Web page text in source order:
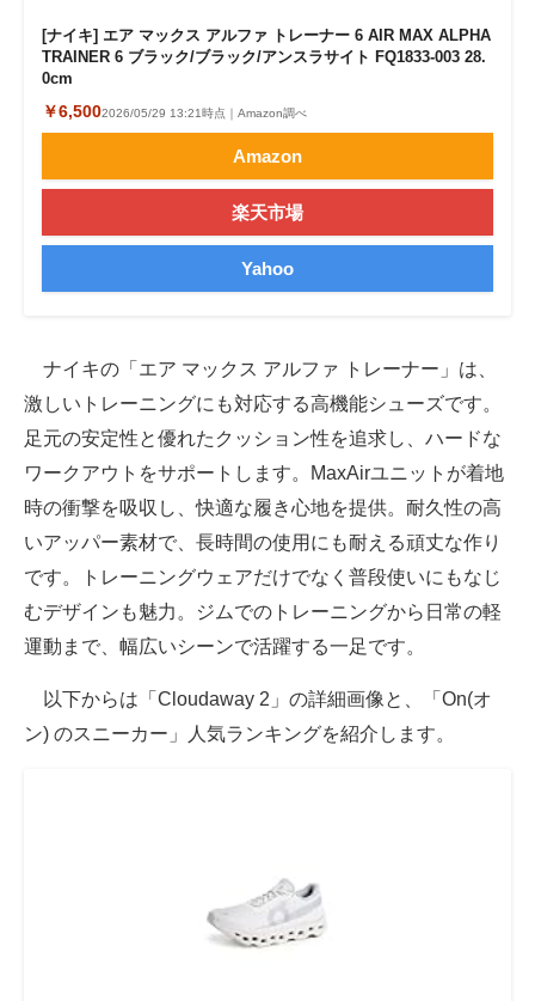
[ナイキ] エア マックス アルファ トレーナー 6 AIR MAX ALPHA
TRAINER 6 ブラック/ブラック/アンスラサイト FQ1833-003 28.
0cm
￥6,5002026/05/29 13:21時点｜Amazon調べ
Amazon
楽天市場
Yahoo
ナイキの「エア マックス アルファ トレーナー」は、
激しいトレーニングにも対応する高機能シューズです。
足元の安定性と優れたクッション性を追求し、ハードな
ワークアウトをサポートします。MaxAirユニットが着地
時の衝撃を吸収し、快適な履き心地を提供。耐久性の高
いアッパー素材で、長時間の使用にも耐える頑丈な作り
です。トレーニングウェアだけでなく普段使いにもなじ
むデザインも魅力。ジムでのトレーニングから日常の軽
運動まで、幅広いシーンで活躍する一足です。
以下からは「Cloudaway 2」の詳細画像と、「On(オ
ン) のスニーカー」人気ランキングを紹介します。